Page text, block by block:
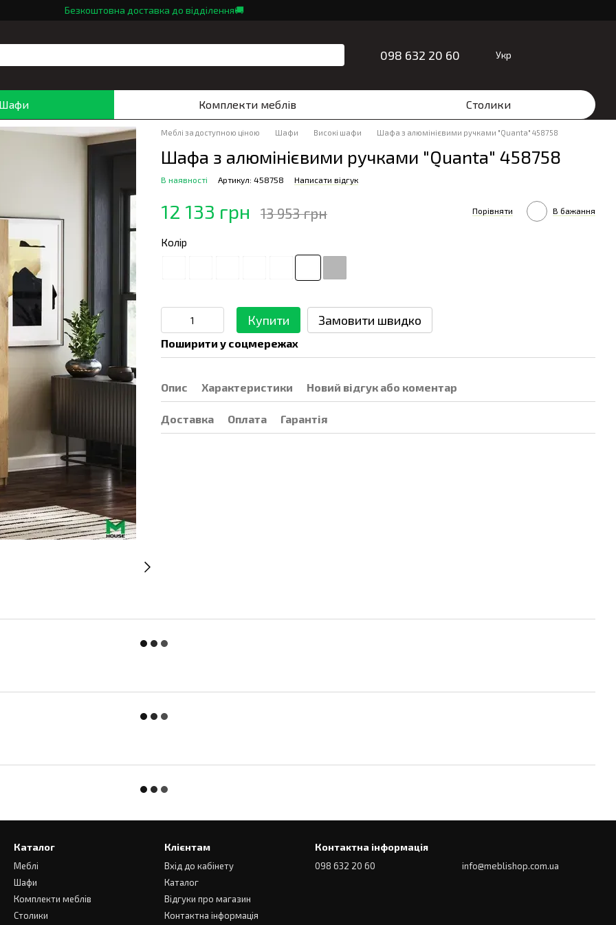
Безкоштовна доставка до відділення🚚
098 632 20 60 Укр
Комплекти меблів Столики
Меблі за доступною ціною Шафи Високі шафи Шафа з алюмінієвими ручками "Quanta" 458758
Шафа з алюмінієвими ручками "Quanta" 458758
В наявності Артикул: 458758 Написати відгук
12 133 грн 13 953 грн Порівняти В бажання
Колір
Купити Замовити швидко
Поширити у соцмережах
Опис Характеристики Новий відгук або коментар
Доставка Оплата Гарантія
Каталог
Меблі
Шафи
Комплекти меблів
Столики
Клієнтам
Вхід до кабінету
Каталог
Відгуки про магазин
Контактна інформація
Контактна інформація
098 632 20 60 info@meblishop.com.ua